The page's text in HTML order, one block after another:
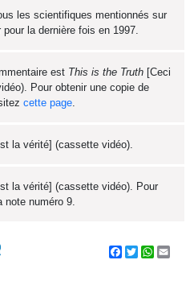
les scientifiques mentionnés sur
la dernière fois en 1997.
est This is the Truth [Ceci
Pour obtenir une copie de
cette page
la vérité] (cassette vidéo).
la vérité] (cassette vidéo). Pour
numéro 9.
Facebook
Twitter